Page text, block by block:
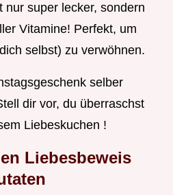
nur super lecker, sondern
Vitamine! Perfekt, um
selbst) zu verwöhnen.
selber
dir vor, du überraschst
Liebeskuchen !
Liebesbeweis